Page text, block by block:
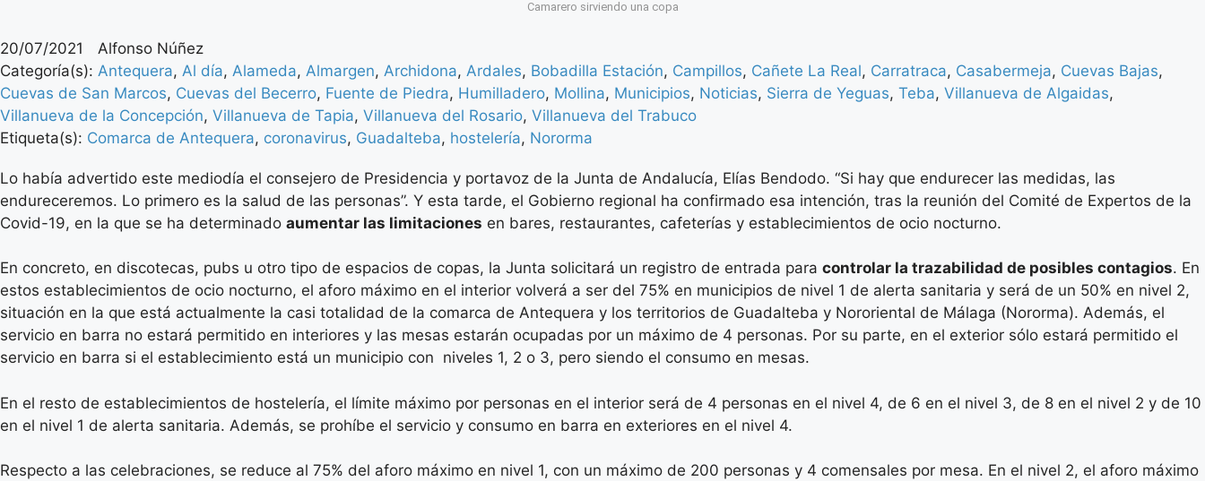
Camarero sirviendo una copa
20/07/2021
Alfonso Núñez
Categoría(s): Antequera, Al día, Alameda, Almargen, Archidona, Ardales, Bobadilla Estación, Campillos, Cañete La Real, Carratraca, Casabermeja, Cuevas Bajas,
Cuevas de San Marcos, Cuevas del Becerro, Fuente de Piedra, Humilladero, Mollina, Municipios, Noticias, Sierra de Yeguas, Teba, Villanueva de Algaidas,
Villanueva de la Concepción, Villanueva de Tapia, Villanueva del Rosario, Villanueva del Trabuco
Etiqueta(s): Comarca de Antequera, coronavirus, Guadalteba, hostelería, Nororma
Lo había advertido este mediodía el consejero de Presidencia y portavoz de la Junta de Andalucía, Elías Bendodo. “Si hay que endurecer las medidas, las
endureceremos. Lo primero es la salud de las personas”. Y esta tarde, el Gobierno regional ha confirmado esa intención, tras la reunión del Comité de Expertos de la
Covid-19, en la que se ha determinado aumentar las limitaciones en bares, restaurantes, cafeterías y establecimientos de ocio nocturno.
En concreto, en discotecas, pubs u otro tipo de espacios de copas, la Junta solicitará un registro de entrada para controlar la trazabilidad de posibles contagios. En
estos establecimientos de ocio nocturno, el aforo máximo en el interior volverá a ser del 75% en municipios de nivel 1 de alerta sanitaria y será de un 50% en nivel 2,
situación en la que está actualmente la casi totalidad de la comarca de Antequera y los territorios de Guadalteba y Nororiental de Málaga (Nororma). Además, el
servicio en barra no estará permitido en interiores y las mesas estarán ocupadas por un máximo de 4 personas. Por su parte, en el exterior sólo estará permitido el
servicio en barra si el establecimiento está un municipio con niveles 1, 2 o 3, pero siendo el consumo en mesas.
En el resto de establecimientos de hostelería, el límite máximo por personas en el interior será de 4 personas en el nivel 4, de 6 en el nivel 3, de 8 en el nivel 2 y de 10
en el nivel 1 de alerta sanitaria. Además, se prohíbe el servicio y consumo en barra en exteriores en el nivel 4.
Respecto a las celebraciones, se reduce al 75% del aforo máximo en nivel 1, con un máximo de 200 personas y 4 comensales por mesa. En el nivel 2, el aforo máximo